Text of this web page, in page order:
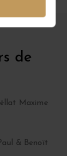
de
Maxime
& Benoït